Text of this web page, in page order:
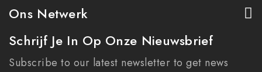
Ons Netwerk
Schrijf Je In Op Onze Nieuwsbrief
Subscribe to our latest newsletter to get news